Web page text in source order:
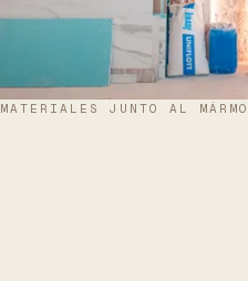
MATERIALES JUNTO AL